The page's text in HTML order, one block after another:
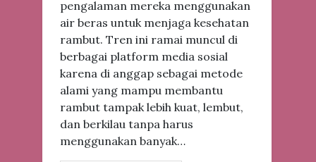
pengalaman mereka menggunakan
air beras untuk menjaga kesehatan
rambut. Tren ini ramai muncul di
berbagai platform media sosial
karena di anggap sebagai metode
alami yang mampu membantu
rambut tampak lebih kuat, lembut,
dan berkilau tanpa harus
menggunakan banyak…